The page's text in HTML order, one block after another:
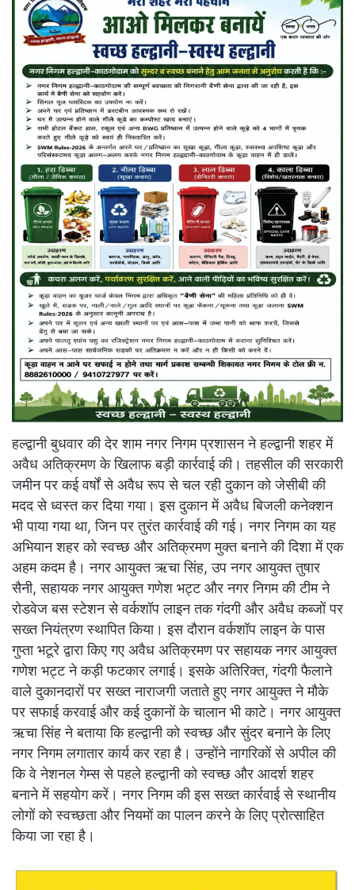
हल्द्वानी बुधवार की देर शाम नगर निगम प्रशासन ने हल्द्वानी शहर में
अवैध अतिक्रमण के खिलाफ बड़ी कार्रवाई की। तहसील की सरकारी
जमीन पर कई वर्षों से अवैध रूप से चल रही दुकान को जेसीबी की
मदद से ध्वस्त कर दिया गया। इस दुकान में अवैध बिजली कनेक्शन
भी पाया गया था, जिन पर तुरंत कार्रवाई की गई। नगर निगम का यह
अभियान शहर को स्वच्छ और अतिक्रमण मुक्त बनाने की दिशा में एक
अहम कदम है। नगर आयुक्त ऋचा सिंह, उप नगर आयुक्त तुषार
सैनी, सहायक नगर आयुक्त गणेश भट्ट और नगर निगम की टीम ने
रोडवेज बस स्टेशन से वर्कशॉप लाइन तक गंदगी और अवैध कब्जों पर
सख्त नियंत्रण स्थापित किया। इस दौरान वर्कशॉप लाइन के पास
गुप्ता भटूरे द्वारा किए गए अवैध अतिक्रमण पर सहायक नगर आयुक्त
गणेश भट्ट ने कड़ी फटकार लगाई। इसके अतिरिक्त, गंदगी फैलाने
वाले दुकानदारों पर सख्त नाराजगी जताते हुए नगर आयुक्त ने मौके
पर सफाई करवाई और कई दुकानों के चालान भी काटे। नगर आयुक्त
ऋचा सिंह ने बताया कि हल्द्वानी को स्वच्छ और सुंदर बनाने के लिए
नगर निगम लगातार कार्य कर रहा है। उन्होंने नागरिकों से अपील की
कि वे नेशनल गेम्स से पहले हल्द्वानी को स्वच्छ और आदर्श शहर
बनाने में सहयोग करें। नगर निगम की इस सख्त कार्रवाई से स्थानीय
लोगों को स्वच्छता और नियमों का पालन करने के लिए प्रोत्साहित
किया जा रहा है।